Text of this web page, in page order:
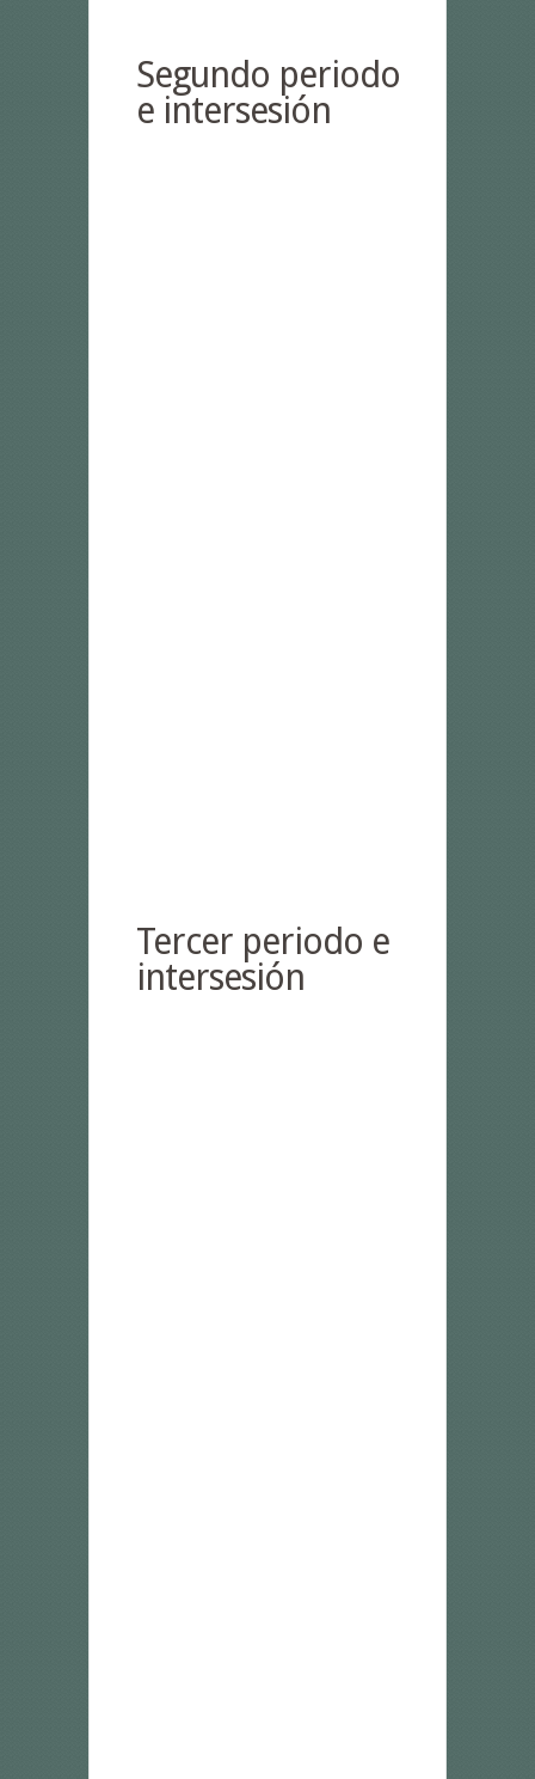
Segundo periodo
e intersesión
Tercer periodo e
intersesión